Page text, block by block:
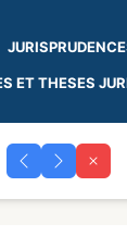
ET THESES